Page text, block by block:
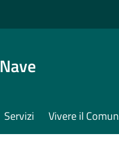
Servizi Vivere il